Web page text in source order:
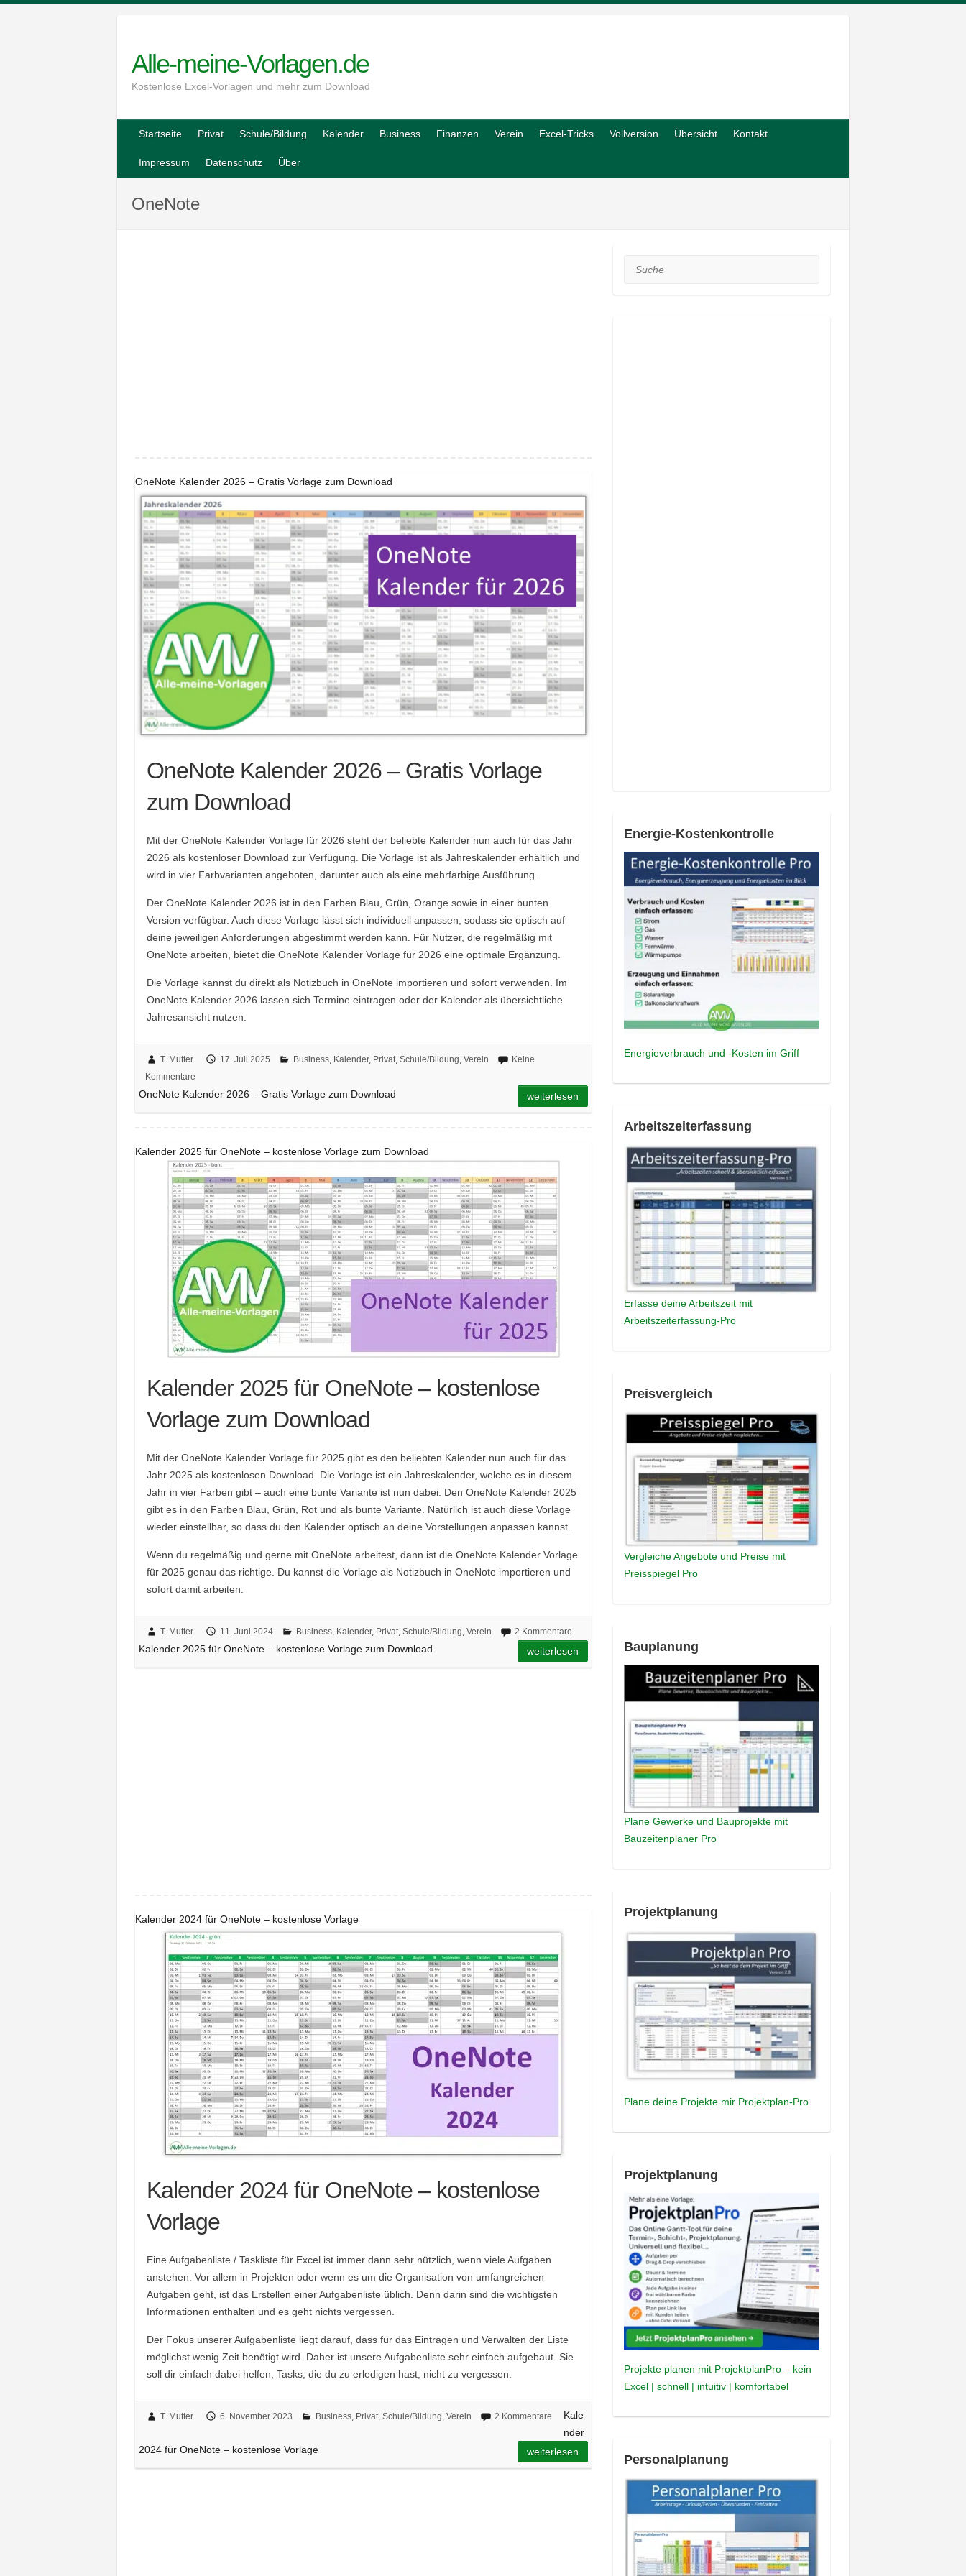
Alle-meine-Vorlagen.de
Kostenlose Excel-Vorlagen und mehr zum Download
Startseite Privat Schule/Bildung Kalender Business Finanzen Verein Excel-Tricks Vollversion Übersicht Kontakt
Impressum Datenschutz Über
OneNote
OneNote Kalender 2026 – Gratis Vorlage zum Download
OneNote Kalender 2026 – Gratis Vorlage
zum Download
Mit der OneNote Kalender Vorlage für 2026 steht der beliebte Kalender nun auch für das Jahr
2026 als kostenloser Download zur Verfügung. Die Vorlage ist als Jahreskalender erhältlich und
wird in vier Farbvarianten angeboten, darunter auch als eine mehrfarbige Ausführung.
Der OneNote Kalender 2026 ist in den Farben Blau, Grün, Orange sowie in einer bunten
Version verfügbar. Auch diese Vorlage lässt sich individuell anpassen, sodass sie optisch auf
deine jeweiligen Anforderungen abgestimmt werden kann. Für Nutzer, die regelmäßig mit
OneNote arbeiten, bietet die OneNote Kalender Vorlage für 2026 eine optimale Ergänzung.
Die Vorlage kannst du direkt als Notizbuch in OneNote importieren und sofort verwenden. Im
OneNote Kalender 2026 lassen sich Termine eintragen oder der Kalender als übersichtliche
Jahresansicht nutzen.
T. Mutter 17. Juli 2025 Business, Kalender, Privat, Schule/Bildung Verein
Keine
Kommentare
OneNote Kalender 2026 – Gratis Vorlage zum Download weiterlesen
Kalender 2025 für OneNote – kostenlose Vorlage zum Download
Kalender 2025 für OneNote – kostenlose
Vorlage zum Download
Mit der OneNote Kalender Vorlage für 2025 gibt es den beliebten Kalender nun auch für das
Jahr 2025 als kostenlosen Download. Die Vorlage ist ein Jahreskalender, welche es in diesem
Jahr in vier Farben gibt – auch eine bunte Variante ist nun dabei. Den OneNote Kalender 2025
gibt es in den Farben Blau, Grün, Rot und als bunte Variante. Natürlich ist auch diese Vorlage
wieder einstellbar, so dass du den Kalender optisch an deine Vorstellungen anpassen kannst.
Wenn du regelmäßig und gerne mit OneNote arbeitest, dann ist die OneNote Kalender Vorlage
für 2025 genau das richtige. Du kannst die Vorlage als Notizbuch in OneNote importieren und
sofort damit arbeiten.
T. Mutter 11. Juni 2024 Business, Kalender, Privat, Schule/Bildung Verein 2 Kommentare
Kalender 2025 für OneNote – kostenlose Vorlage zum Download weiterlesen
Kalender 2024 für OneNote – kostenlose Vorlage
Kalender 2024 für OneNote – kostenlose
Vorlage
Eine Aufgabenliste / Taskliste für Excel ist immer dann sehr nützlich, wenn viele Aufgaben
anstehen. Vor allem in Projekten oder wenn es um die Organisation von umfangreichen
Aufgaben geht, ist das Erstellen einer Aufgabenliste üblich. Denn darin sind die wichtigsten
Informationen enthalten und es geht nichts vergessen.
Der Fokus unserer Aufgabenliste liegt darauf, dass für das Eintragen und Verwalten der Liste
möglichst wenig Zeit benötigt wird. Daher ist unsere Aufgabenliste sehr einfach aufgebaut. Sie
soll dir einfach dabei helfen, Tasks, die du zu erledigen hast, nicht zu vergessen.
T. Mutter 6. November 2023 Business, Privat, Schule/Bildung Verein 2 Kommentare
Kale
nder
2024 für OneNote – kostenlose Vorlage
weiterlesen
Suche
Energie-Kostenkontrolle
Energieverbrauch und -Kosten im Griff
Arbeitszeiterfassung
Erfasse deine Arbeitszeit mit
Arbeitszeiterfassung-Pro
Preisvergleich
Vergleiche Angebote und Preise mit
Preisspiegel Pro
Bauplanung
Plane Gewerke und Bauprojekte mit
Bauzeitenplaner Pro
Projektplanung
Plane deine Projekte mir Projektplan-Pro
Projektplanung
Projekte planen mit ProjektplanPro – kein
Excel | schnell | intuitiv | komfortabel
Personalplanung